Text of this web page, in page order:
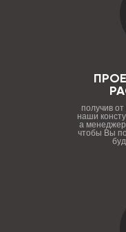
получив
наши
а
чтобы Вы